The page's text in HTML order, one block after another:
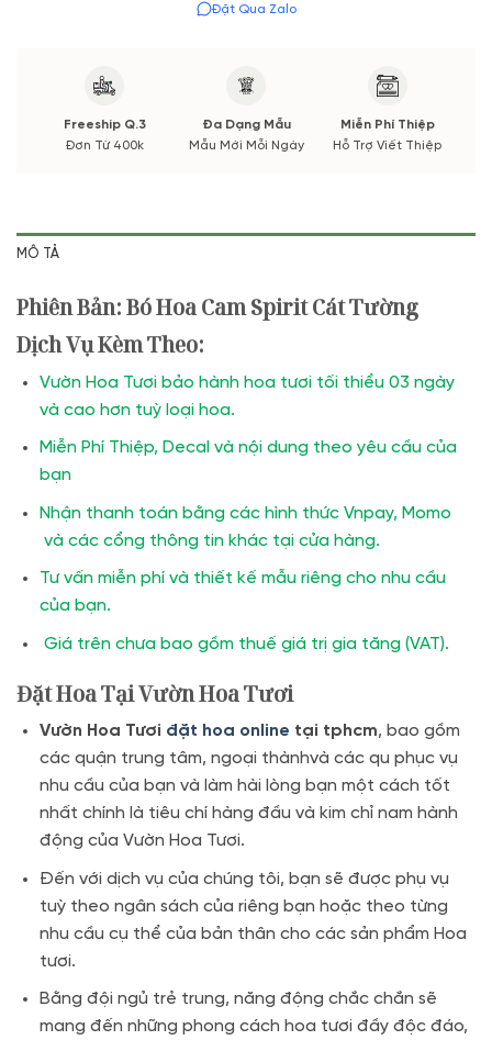
Đặt Qua Zalo
Freeship Q.3
Đơn Từ 400k
Đa Dạng Mẫu
Mẫu Mới Mỗi Ngày
Miễn Phí Thiệp
Hỗ Trợ Viết Thiệp
MÔ TẢ
Phiên Bản: Bó Hoa Cam Spirit Cát Tường
Dịch Vụ Kèm Theo:
Vườn Hoa Tươi bảo hành hoa tươi tối thiểu 03 ngày
và cao hơn tuỳ loại hoa.
Miễn Phí Thiệp, Decal và nội dung theo yêu cầu của
bạn
Nhận thanh toán bằng các hình thức Vnpay, Momo
và các cổng thông tin khác tại cửa hàng.
Tư vấn miễn phí và thiết kế mẫu riêng cho nhu cầu
của bạn.
Giá trên chưa bao gồm thuế giá trị gia tăng (VAT).
Đặt Hoa Tại Vườn Hoa Tươi
Vườn Hoa Tươi đặt hoa online tại tphcm, bao gồm
các quận trung tâm, ngoại thànhvà các qu phục vụ
nhu cầu của bạn và làm hài lòng bạn một cách tốt
nhất chính là tiêu chí hàng đầu và kim chỉ nam hành
động của Vườn Hoa Tươi.
Đến với dịch vụ của chúng tôi, bạn sẽ được phụ vụ
tuỳ theo ngân sách của riêng bạn hoặc theo từng
nhu cầu cụ thể của bản thân cho các sản phẩm Hoa
tươi.
Bằng đội ngủ trẻ trung, năng động chắc chắn sẽ
mang đến những phong cách hoa tươi đầy độc đáo,